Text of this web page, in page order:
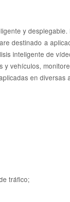
y
destinado a
inteligente de
vehículos,
en diversas
tráfico;